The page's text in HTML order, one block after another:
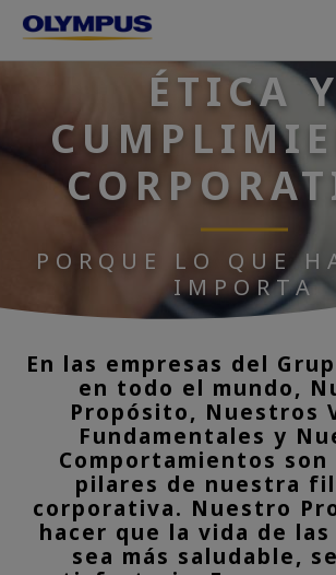
Skip
ÉTICA Y
PORQUE LO QUE
IMPORTA
En las empresas del
en todo el mundo,
Propósito, Nuestros
Fundamentales y
Comportamientos
pilares de nuestra
corporativa. Nuestro
hacer que la vida de las
sea más saludable,